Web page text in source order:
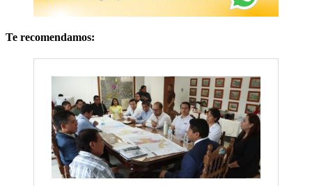
Te recomendamos: